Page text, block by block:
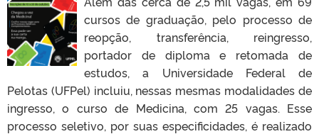
cursos de graduação, pelo processo de
reopção, transferência, reingresso,
portador de diploma e retomada de
estudos, a Universidade Federal de
Pelotas (UFPel) incluiu, nessas mesmas modalidades de
ingresso, o curso de Medicina, com 25 vagas. Esse
processo seletivo, por suas especificidades, é realizado